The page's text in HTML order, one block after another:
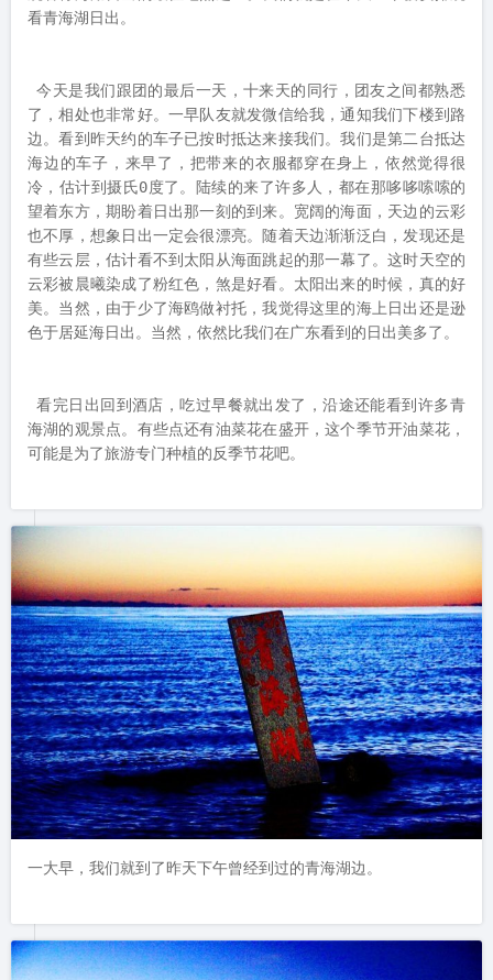
看青海湖日出。
今天是我们跟团的最后一天，十来天的同行，团友之间都熟悉
了，相处也非常好。一早队友就发微信给我，通知我们下楼到路
边。看到昨天约的车子已按时抵达来接我们。我们是第二台抵达
海边的车子，来早了，把带来的衣服都穿在身上，依然觉得很
冷，估计到摄氏0度了。陆续的来了许多人，都在那哆哆嗦嗦的
望着东方，期盼着日出那一刻的到来。宽阔的海面，天边的云彩
也不厚，想象日出一定会很漂亮。随着天边渐渐泛白，发现还是
有些云层，估计看不到太阳从海面跳起的那一幕了。这时天空的
云彩被晨曦染成了粉红色，煞是好看。太阳出来的时候，真的好
美。当然，由于少了海鸥做衬托，我觉得这里的海上日出还是逊
色于居延海日出。当然，依然比我们在广东看到的日出美多了。
看完日出回到酒店，吃过早餐就出发了，沿途还能看到许多青
海湖的观景点。有些点还有油菜花在盛开，这个季节开油菜花，
可能是为了旅游专门种植的反季节花吧。
一大早，我们就到了昨天下午曾经到过的青海湖边。